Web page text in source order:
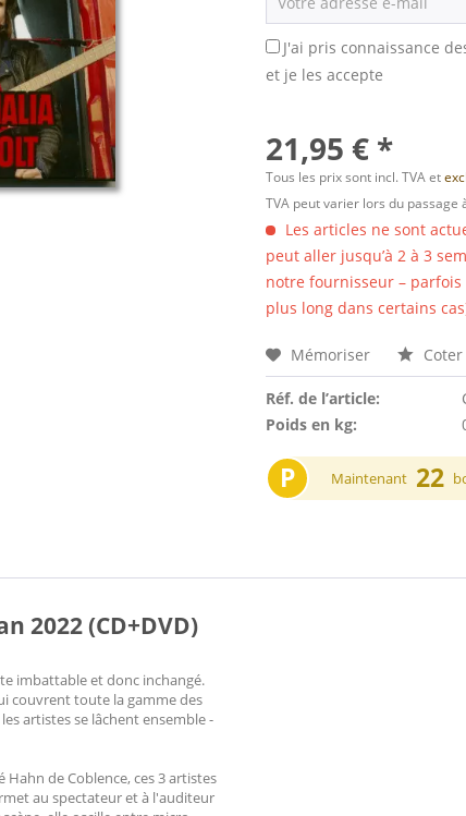
J'ai pris connaissance
et je les accepte
21,95 € *
Tous les prix sont incl. TVA et
TVA peut varier lors du passage
Les articles ne sont
peut aller jusqu’à 2 à 3
notre fournisseur –
plus long dans certains
Mémoriser Coter
Réf. de l’article:
Poids en kg:
P Maintenant 22
2022 (CD+DVD)
imbattable et donc inchangé.
couvrent toute la gamme des
artistes se lâchent ensemble -
de Coblence, ces 3 artistes
au spectateur et à l'auditeur